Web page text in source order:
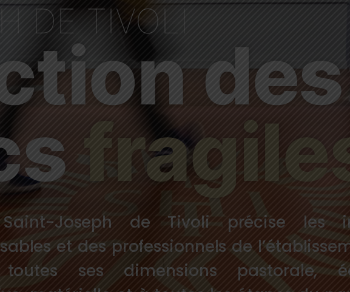
DE TIVOLI
des
Joseph de Tivoli précise les
et des professionnels de
ses dimensions pastorale,